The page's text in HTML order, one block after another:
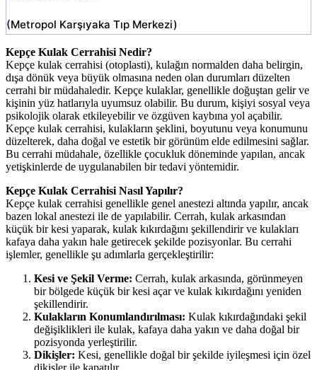
(Metropol Karşıyaka Tıp Merkezi)
Kepçe Kulak Cerrahisi Nedir?
Kepçe kulak cerrahisi (otoplasti), kulağın normalden daha belirgin,
dışa dönük veya büyük olmasına neden olan durumları düzelten
cerrahi bir müdahaledir. Kepçe kulaklar, genellikle doğuştan gelir ve
kişinin yüz hatlarıyla uyumsuz olabilir. Bu durum, kişiyi sosyal veya
psikolojik olarak etkileyebilir ve özgüven kaybına yol açabilir.
Kepçe kulak cerrahisi, kulakların şeklini, boyutunu veya konumunu
düzelterek, daha doğal ve estetik bir görünüm elde edilmesini sağlar.
Bu cerrahi müdahale, özellikle çocukluk döneminde yapılan, ancak
yetişkinlerde de uygulanabilen bir tedavi yöntemidir.
Kepçe Kulak Cerrahisi Nasıl Yapılır?
Kepçe kulak cerrahisi genellikle genel anestezi altında yapılır, ancak
bazen lokal anestezi ile de yapılabilir. Cerrah, kulak arkasından
küçük bir kesi yaparak, kulak kıkırdağını şekillendirir ve kulakları
kafaya daha yakın hale getirecek şekilde pozisyonlar. Bu cerrahi
işlemler, genellikle şu adımlarla gerçekleştirilir:
Kesi ve Şekil Verme: Cerrah, kulak arkasında, görünmeyen
bir bölgede küçük bir kesi açar ve kulak kıkırdağını yeniden
şekillendirir.
Kulakların Konumlandırılması: Kulak kıkırdağındaki şekil
değişiklikleri ile kulak, kafaya daha yakın ve daha doğal bir
pozisyonda yerleştirilir.
Dikişler: Kesi, genellikle doğal bir şekilde iyileşmesi için özel